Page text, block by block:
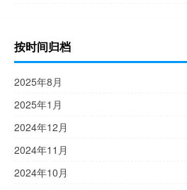
按时间归档
2025年8月
2025年1月
2024年12月
2024年11月
2024年10月